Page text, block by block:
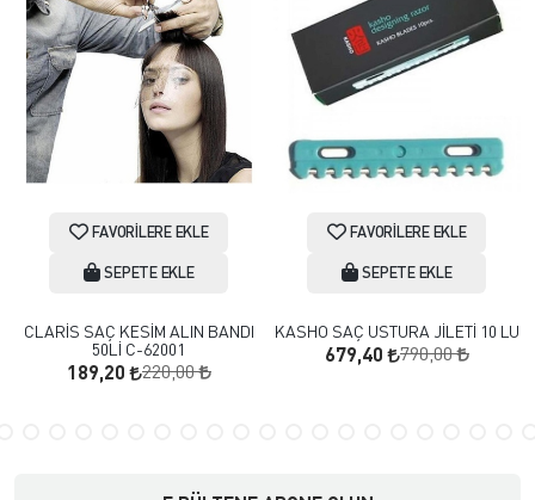
FAVORILERE EKLE
SEPETE EKLE
CLARİS SAÇ KESİM ALIN BANDI
50Lİ C-62001
189,20 220,00
FAVORILERE EKLE
SEPETE EKLE
KASHO SAÇ USTURA JİLETİ 10 LU
679,40 790,00